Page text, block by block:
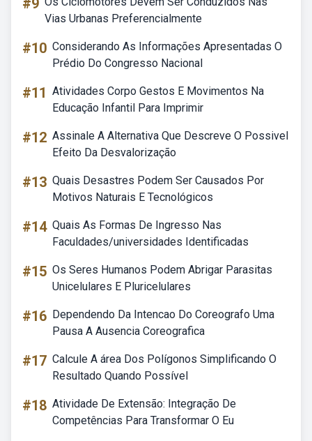
#9
Vias Urbanas Preferencialmente
#10 Considerando As Informações Apresentadas O
Prédio Do Congresso Nacional
#11 Atividades Corpo Gestos E Movimentos Na
Educação Infantil Para Imprimir
#12 Assinale A Alternativa Que Descreve O Possivel
Efeito Da Desvalorização
#13 Quais Desastres Podem Ser Causados Por
Motivos Naturais E Tecnológicos
#14 Quais As Formas De Ingresso Nas
Faculdades/universidades Identificadas
#15 Os Seres Humanos Podem Abrigar Parasitas
Unicelulares E Pluricelulares
#16 Dependendo Da Intencao Do Coreografo Uma
Pausa A Ausencia Coreografica
#17 Calcule A área Dos Polígonos Simplificando O
Resultado Quando Possível
#18 Atividade De Extensão: Integração De
Competências Para Transformar O Eu